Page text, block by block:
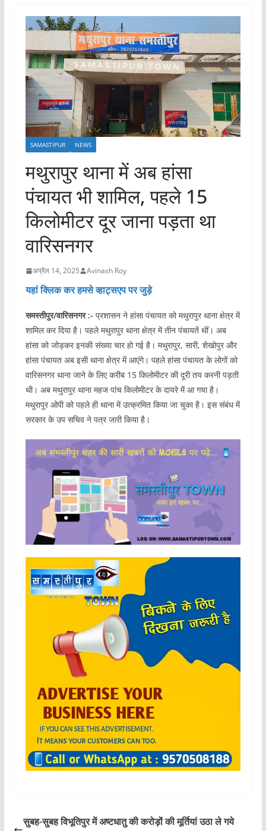
SAMASTIPUR NEWS
मथुरापुर थाना में अब हांसा
पंचायत भी शामिल, पहले 15
किलोमीटर दूर जाना पड़ता था
वारिसनगर
अप्रैल 14, 2025 Avinash Roy
यहां क्लिक कर हमसे व्हाट्सएप पर जुड़े
समस्तीपुर/वारिसनगर :- प्रशासन ने हांसा पंचायत को मथुरापुर थाना क्षेत्र में
शामिल कर दिया है। पहले मथुरापुर थाना क्षेत्र में तीन पंचायतें थीं। अब
हांसा को जोड़कर इनकी संख्या चार हो गई है। मथुरापुर, सारी, शेखोपुर और
हांसा पंचायत अब इसी थाना क्षेत्र में आएंगे। पहले हांसा पंचायत के लोगों को
वारिसनगर थाना जाने के लिए करीब 15 किलोमीटर की दूरी तय करनी पड़ती
थी। अब मथुरापुर थाना महज पांच किलोमीटर के दायरे में आ गया है।
मथुरापुर ओपी को पहले ही थाना में उत्क्रमित किया जा चुका है। इस संबंध में
सरकार के उप सचिव ने पत्र जारी किया है।
सुबह-सुबह विभूतिपुर में अष्टधातु की करोड़ों की मूर्तियां उठा ले गये